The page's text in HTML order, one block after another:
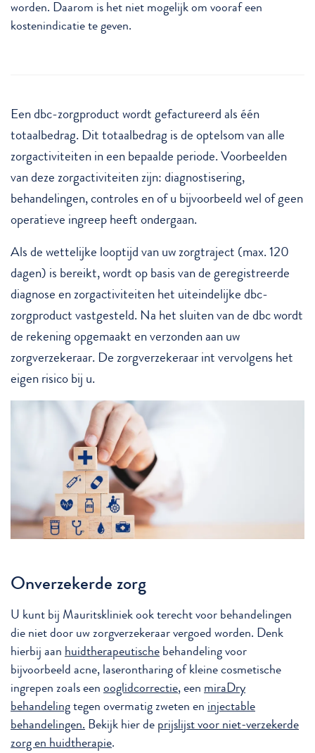
worden. Daarom is het niet mogelijk om vooraf een
kostenindicatie te geven.
Een dbc-zorgproduct wordt gefactureerd als één
totaalbedrag. Dit totaalbedrag is de optelsom van alle
zorgactiviteiten in een bepaalde periode. Voorbeelden
van deze zorgactiviteiten zijn: diagnostisering,
behandelingen, controles en of u bijvoorbeeld wel of geen
operatieve ingreep heeft ondergaan.
Als de wettelijke looptijd van uw zorgtraject (max. 120
dagen) is bereikt, wordt op basis van de geregistreerde
diagnose en zorgactiviteiten het uiteindelijke dbc-
zorgproduct vastgesteld. Na het sluiten van de dbc wordt
de rekening opgemaakt en verzonden aan uw
zorgverzekeraar. De zorgverzekeraar int vervolgens het
eigen risico bij u.
Onverzekerde zorg
U kunt bij Mauritskliniek ook terecht voor behandelingen
die niet door uw zorgverzekeraar vergoed worden. Denk
hierbij aan huidtherapeutische behandeling voor
bijvoorbeeld acne, laserontharing of kleine cosmetische
ingrepen zoals een ooglidcorrectie, een miraDry
behandelingtegen overmatig zweten en injectable
behandelingen. Bekijk hier de prijslijst voor niet-verzekerde
zorg en huidtherapie.